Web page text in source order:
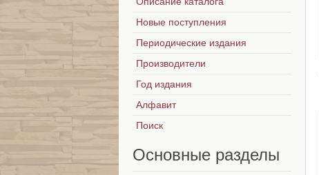
Новые поступления
Периодические издания
Производители
Год издания
Алфавит
Поиск
Основные разделы